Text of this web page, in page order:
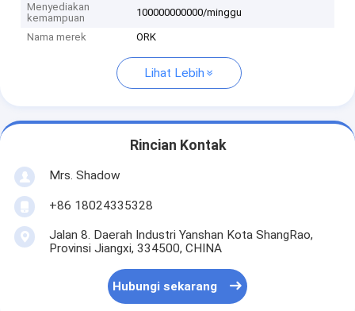
Menyediakan
kemampuan
100000000000/minggu
Nama merek ORK
Lihat Lebih
Rincian Kontak
Mrs. Shadow
+86 18024335328
Jalan 8. Daerah Industri Yanshan Kota ShangRao,
Provinsi Jiangxi, 334500, CHINA
Hubungi sekarang